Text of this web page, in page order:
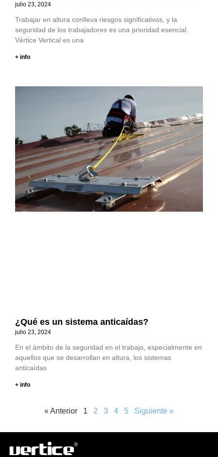
julio 23, 2024
Trabajar en altura conlleva riesgos significativos, y la
seguridad de los trabajadores es una prioridad esencial.
Vértice Vertical es una
+ info
¿Qué es un sistema anticaídas?
julio 23, 2024
En el ámbito de la seguridad en el trabajo, especialmente en
aquellos que se desarrollan en altura, los sistemas
anticaídas
+ info
« Anterior 1 2 3 4 5 Siguiente »